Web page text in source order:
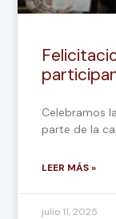
Celebramos
parte de la
LEER MÁS »
julio 11, 2025